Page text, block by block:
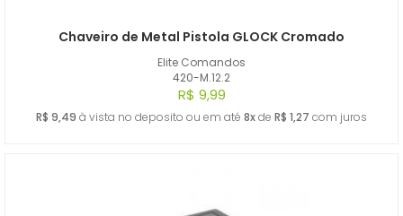
Elite Comandos
420-M.12.2
Chaveiro de Metal Pistola GLOCK Cromado
R$ 9,99
R$ 9,49 à vista no deposito ou em até 8xde R$ 1,27 com juros